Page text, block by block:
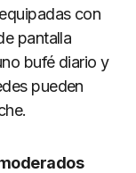
con
pantalla
bufé diario y
pueden